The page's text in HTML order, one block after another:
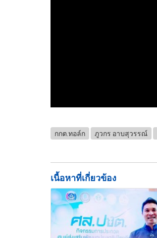
กกต.ทอล์ก ภูวกร อาบสุวรรณ์
เนื้อหาที่เกี่ยวข้อง